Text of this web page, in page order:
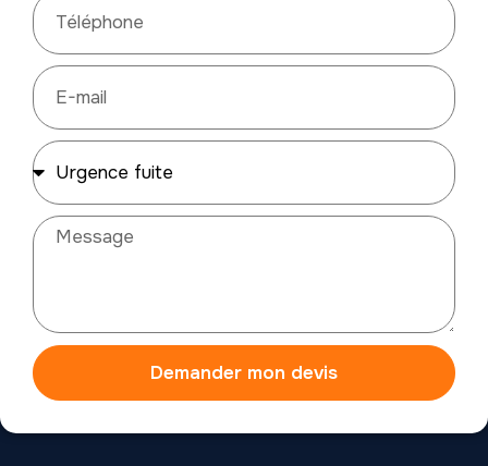
Demander mon devis